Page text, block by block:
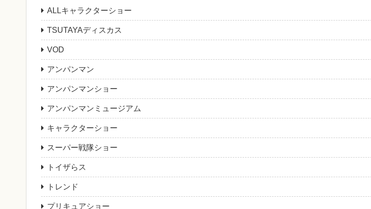
ALLキャラクターショー
TSUTAYAディスカス
VOD
アンパンマン
アンパンマンショー
アンパンマンミュージアム
キャラクターショー
スーパー戦隊ショー
トイザらス
トレンド
プリキュアショー